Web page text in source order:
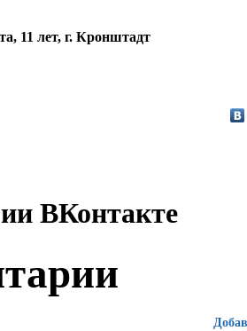
11 лет, г. Кронштадт
ВКонтакте